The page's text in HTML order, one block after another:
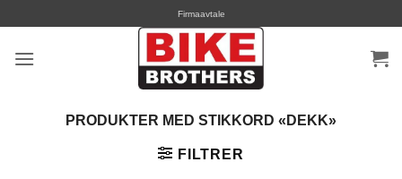
content
Firmaavtale
PRODUKTER MED STIKKORD «DEKK»
FILTRER